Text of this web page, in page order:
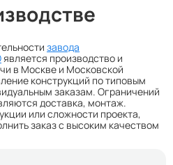
завода
является производство и
в Москве и Московской
конструкций по типовым
заказам. Ограничений
доставка, монтаж.
или сложности проекта,
заказ с высоким качеством